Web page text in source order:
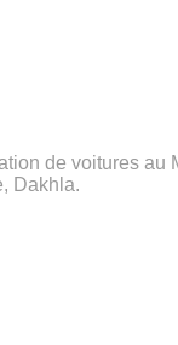
de voitures au
Dakhla.